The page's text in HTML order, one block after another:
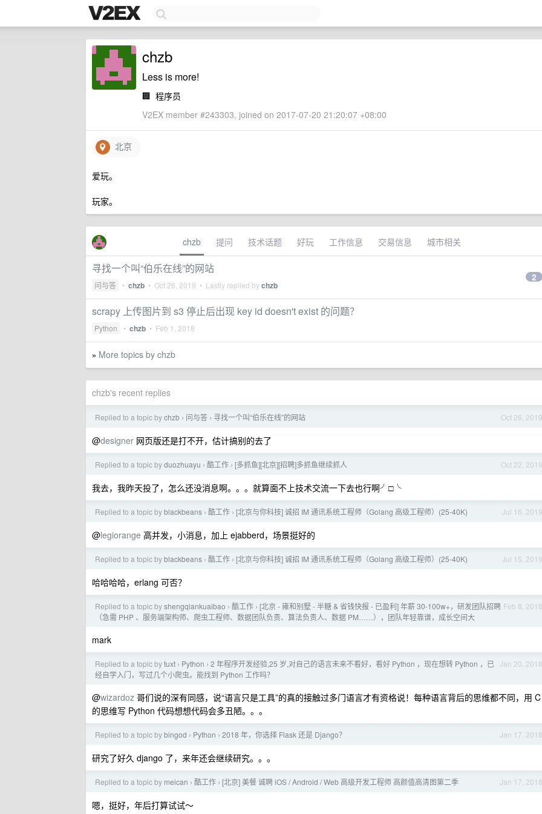
chzb
Less is more!
🏢 程序员
V2EX member #243303, joined on 2017-07-20 21:20:07 +08:00
北京
爱玩。
玩家。
chzb 提问 技术话题 好玩 工作信息 交易信息 城市相关
寻找一个叫“伯乐在线”的网站
问与答 • chzb • Oct 26, 2019 • Lastly replied bychzb
2
scrapy 上传图片到 s3 停止后出现 key id doesn't exist 的问题？
Python • chzb • Feb 1, 2018
» More topics by chzb
chzb's recent replies
Oct 26, 2019
Replied to a topic bychzb › 问与答 › 寻找一个叫“伯乐在线”的网站
@designer 网页版还是打不开，估计搞别的去了
Oct 22, 2019
Replied to a topic byduozhuayu › 酷工作 › [多抓鱼][北京][招聘]多抓鱼继续抓人
我去，我昨天投了，怎么还没消息啊。。。就算面不上技术交流一下去也行啊╯□╰
Jul 16, 2019
Replied to a topic byblackbeans › 酷工作 › [北京与你科技] 诚招 IM 通讯系统工程师（Golang 高级工程师）(25-40K)
@legiorange 高并发，小消息，加上 ejabberd，场景挺好的
Jul 15, 2019
Replied to a topic byblackbeans › 酷工作 › [北京与你科技] 诚招 IM 通讯系统工程师（Golang 高级工程师）(25-40K)
哈哈哈哈，erlang 可否？
Feb 8, 2018
Replied to a topic byshengqiankuaibao › 酷工作 › [北京 - 雍和别墅 - 半糖 & 省钱快报 - 已盈利] 年薪 30-100w+，研发团队招聘
（急需 PHP 、服务端架构师、爬虫工程师、数据团队负责、算法负责人、数据 PM……），团队年轻靠谱，成长空间大
mark
Jan 20, 2018
Replied to a topic bytuxt › Python › 2 年程序开发经验,25 岁,对自己的语言未来不看好，看好 Python ，现在想转 Python ，已
经自学入门，写过几个小爬虫。能找到 Python 工作吗？
@wizardoz 哥们说的深有同感，说“语言只是工具”的真的接触过多门语言才有资格说！每种语言背后的思维都不同，用 C
的思维写 Python 代码想想代码会多丑陋。。。
Jan 17, 2018
Replied to a topic bybingod › Python › 2018 年，你选择 Flask 还是 Django？
研究了好久 django 了，来年还会继续研究。。。
Jan 17, 2018
Replied to a topic by meican › 酷工作 › [北京] 美餐 诚聘 iOS / Android / Web 高级开发工程师 高颜值高清图第二季
嗯，挺好，年后打算试试～